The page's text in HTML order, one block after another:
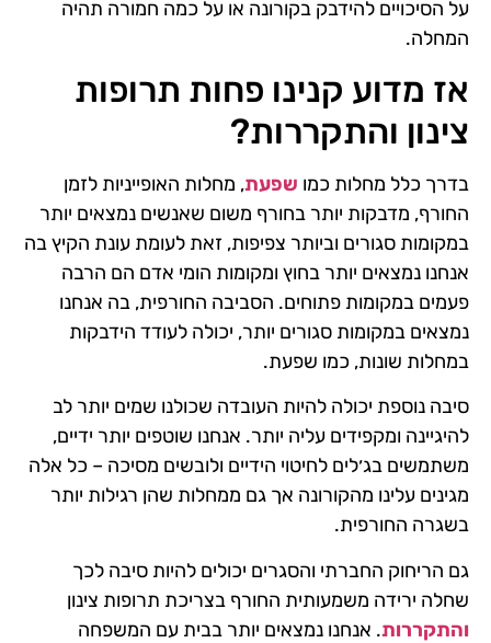
על הסיכויים להידבק בקורונה או על כמה חמורה תהיה
המחלה.
אז מדוע קנינו פחות תרופות
צינון והתקררות?
בדרך כלל מחלות כמו שפעת, מחלות האופייניות לזמן
החורף, מדבקות יותר בחורף משום שאנשים נמצאים יותר
במקומות סגורים וביותר צפיפות, זאת לעומת עונת הקיץ בה
אנחנו נמצאים יותר בחוץ ומקומות הומי אדם הם הרבה
פעמים במקומות פתוחים. הסביבה החורפית, בה אנחנו
נמצאים במקומות סגורים יותר, יכולה לעודד הידבקות
במחלות שונות, כמו שפעת.
סיבה נוספת יכולה להיות העובדה שכולנו שמים יותר לב
להיגיינה ומקפידים עליה יותר. אנחנו שוטפים יותר ידיים,
משתמשים בג׳לים לחיטוי הידיים ולובשים מסיכה – כל אלה
מגינים עלינו מהקורונה אך גם ממחלות שהן רגילות יותר
בשגרה החורפית.
גם הריחוק החברתי והסגרים יכולים להיות סיבה לכך
שחלה ירידה משמעותית החורף בצריכת תרופות צינון
והתקררות. אנחנו נמצאים יותר בבית עם המשפחה